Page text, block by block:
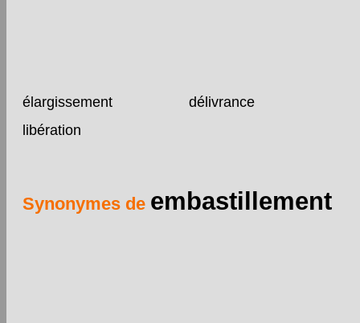
élargissement
délivrance
libération
Synonymes de embastillement